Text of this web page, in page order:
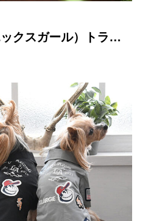
クスガール）トラン
ミルズロゴT